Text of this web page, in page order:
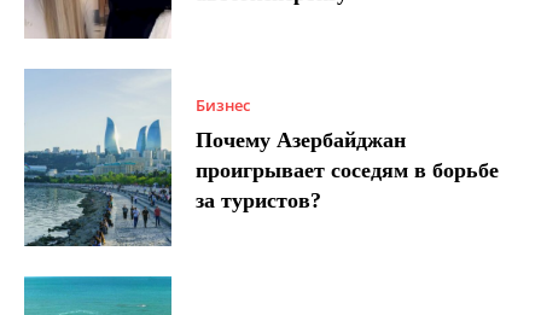
Бизнес
Почему Азербайджан
проигрывает соседям в борьбе
за туристов?